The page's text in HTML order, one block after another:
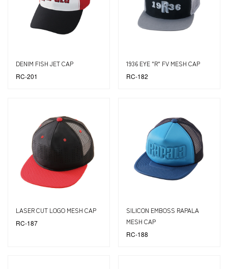
DENIM FISH JET CAP
RC-201
1936 EYE "R" FV MESH CAP
RC-182
LASER CUT LOGO MESH CAP
RC-187
SILICON EMBOSS RAPALA
MESH CAP
RC-188